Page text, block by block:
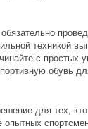
техникой
с
обувь
для тех,